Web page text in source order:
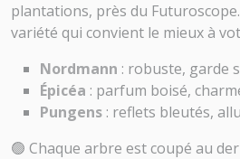
plantations, près du
variété qui convient le mieux à
Nordmann : robuste, garde
Épicéa : parfum boisé,
Pungens : reflets bleutés,
🟢 Chaque arbre est coupé au